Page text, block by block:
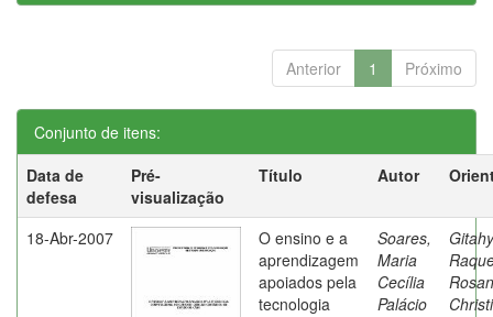
Anterior 1 Próximo
Conjunto de itens:
Data de
defesa
Pré-
visualização
Título Autor
18-Abr-2007
O ensino e a
aprendizagem
apoiados pela
tecnologia
Soares,
Maria
Cecília
Palácio
Rosan